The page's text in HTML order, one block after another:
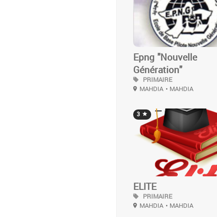
Epng "Nouvelle
Génération"
PRIMAIRE
MAHDIA • MAHDIA
3
ELITE
PRIMAIRE
MAHDIA • MAHDIA